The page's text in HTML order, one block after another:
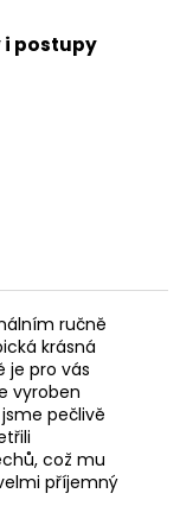
postupy
ručně
krásná
je pro vás
vyroben
pečlivě
což mu
příjemný